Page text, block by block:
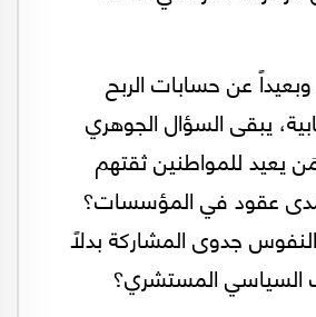
عن حسابات الربح
يبقى السؤال الجوهري
مَن يعيد للمواطنين ثقتهم
عقود في المؤسسات؟
جدوى المشاركة بدلاً
السياسي المستشري؟